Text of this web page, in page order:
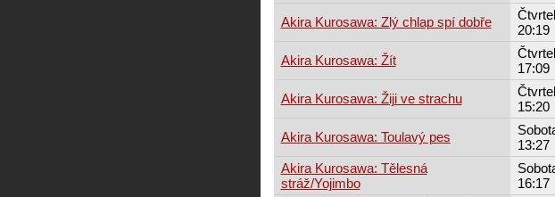
Akira Kurosawa: Zlý chlap spí dobře
20:19
Akira Kurosawa: Žít
17:09
Akira Kurosawa: Žiji ve strachu
15:20
Akira Kurosawa: Toulavý pes
13:27
Akira Kurosawa: Tělesná
stráž/Yojimbo
16:17